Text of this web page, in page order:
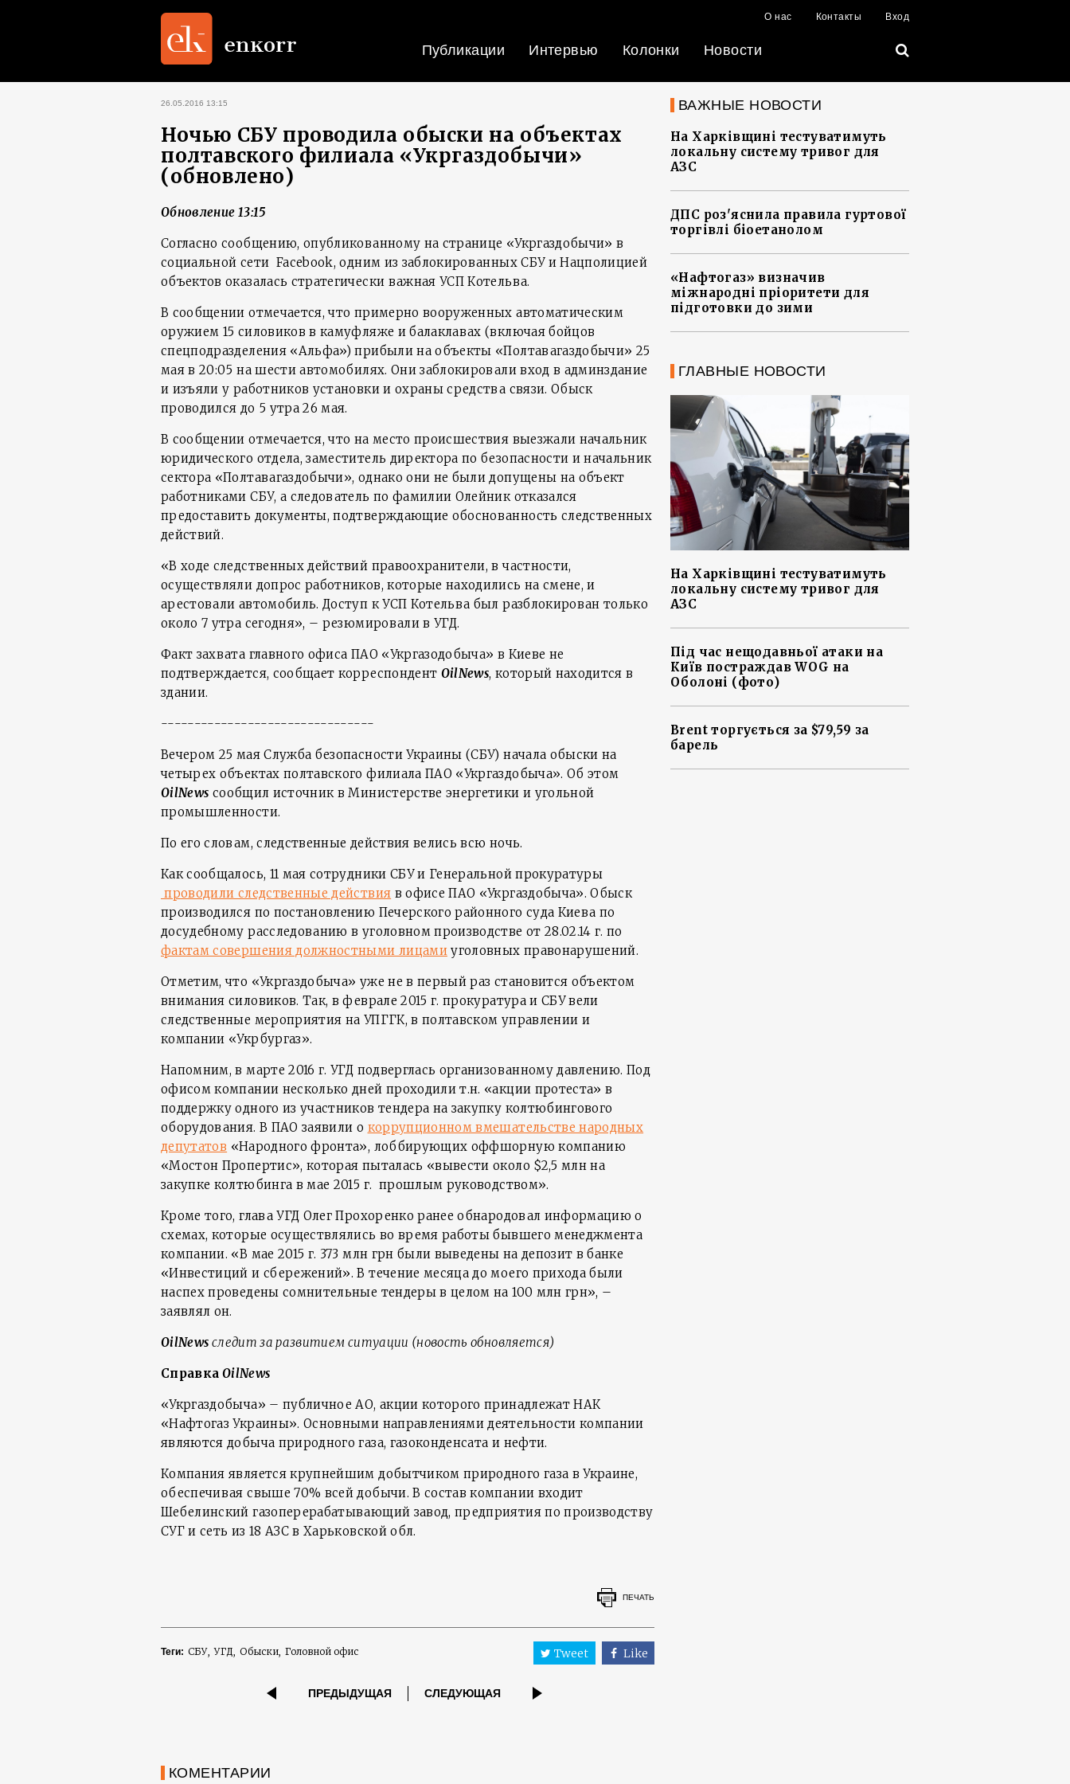
О нас Контакты Вход
Публикации Интервью Колонки Новости
26.05.2016 13:15
Ночью СБУ проводила обыски на объектах
полтавского филиала «Укргаздобычи»
(обновлено)
Обновление 13:15
Согласно сообщению, опубликованному на странице «Укргаздобычи» в
социальной сети Facebook, одним из заблокированных СБУ и Нацполицией
объектов оказалась стратегически важная УСП Котельва.
В сообщении отмечается, что примерно вооруженных автоматическим
оружием 15 силовиков в камуфляже и балаклавах (включая бойцов
спецподразделения «Альфа») прибыли на объекты «Полтавагаздобычи» 25
мая в 20:05 на шести автомобилях. Они заблокировали вход в админздание
и изъяли у работников установки и охраны средства связи. Обыск
проводился до 5 утра 26 мая.
В сообщении отмечается, что на место происшествия выезжали начальник
юридического отдела, заместитель директора по безопасности и начальник
сектора «Полтавагаздобычи», однако они не были допущены на объект
работниками СБУ, а следователь по фамилии Олейник отказался
предоставить документы, подтверждающие обоснованность следственных
действий.
«В ходе следственных действий правоохранители, в частности,
осуществляли допрос работников, которые находились на смене, и
арестовали автомобиль. Доступ к УСП Котельва был разблокирован только
около 7 утра сегодня», – резюмировали в УГД.
Факт захвата главного офиса ПАО «Укргазодобыча» в Киеве не
подтверждается, сообщает корреспондент OilNews, который находится в
здании.
--------------------------------
Вечером 25 мая Служба безопасности Украины (СБУ) начала обыски на
четырех объектах полтавского филиала ПАО «Укргаздобыча». Об этом
OilNews сообщил источник в Министерстве энергетики и угольной
промышленности.
По его словам, следственные действия велись всю ночь.
Как сообщалось, 11 мая сотрудники СБУ и Генеральной прокуратуры
проводили следственные действия в офисе ПАО «Укргаздобыча». Обыск
производился по постановлению Печерского районного суда Киева по
досудебному расследованию в уголовном производстве от 28.02.14 г. по
фактам совершения должностными лицамиуголовных правонарушений.
Отметим, что «Укргаздобыча» уже не в первый раз становится объектом
внимания силовиков. Так, в феврале 2015 г. прокуратура и СБУ вели
следственные мероприятия на УПГГК, в полтавском управлении и
компании «Укрбургаз».
Напомним, в марте 2016 г. УГД подверглась организованному давлению. Под
офисом компании несколько дней проходили т.н. «акции протеста» в
поддержку одного из участников тендера на закупку колтюбингового
оборудования. В ПАО заявили о коррупционном вмешательстве народных
депутатов «Народного фронта», лоббирующих оффшорную компанию
«Мостон Пропертис», которая пыталась «вывести около $2,5 млн на
закупке колтюбинга в мае 2015 г. прошлым руководством».
Кроме того, глава УГД Олег Прохоренко ранее обнародовал информацию о
схемах, которые осуществлялись во время работы бывшего менеджмента
компании. «В мае 2015 г. 373 млн грн были выведены на депозит в банке
«Инвестиций и сбережений». В течение месяца до моего прихода были
наспех проведены сомнительные тендеры в целом на 100 млн грн», –
заявлял он.
OilNews следит за развитием ситуации (новость обновляется)
Справка OilNews
«Укргаздобыча» – публичное АО, акции которого принадлежат НАК
«Нафтогаз Украины». Основными направлениями деятельности компании
являются добыча природного газа, газоконденсата и нефти.
Компания является крупнейшим добытчиком природного газа в Украине,
обеспечивая свыше 70% всей добычи. В состав компании входит
Шебелинский газоперерабатывающий завод, предприятия по производству
СУГ и сеть из 18 АЗС в Харьковской обл.
ПЕЧАТЬ
Теги: СБУ УГД Обыски Головной офис Tweet Like
ПРЕДЫДУЩАЯ СЛЕДУЮЩАЯ
КОМЕНТАРИИ
ВАЖНЫЕ НОВОСТИ
На Харківщині тестуватимуть
локальну систему тривог для
АЗС
ДПС роз'яснила правила гуртової
торгівлі біоетанолом
«Нафтогаз» визначив
міжнародні пріоритети для
підготовки до зими
ГЛАВНЫЕ НОВОСТИ
На Харківщині тестуватимуть
локальну систему тривог для
АЗС
Під час нещодавньої атаки на
Київ постраждав WOG на
Оболоні (фото)
Brent торгується за $79,59 за
барель